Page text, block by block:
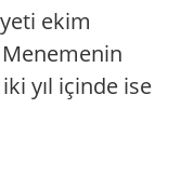
ekim
yıl içinde ise